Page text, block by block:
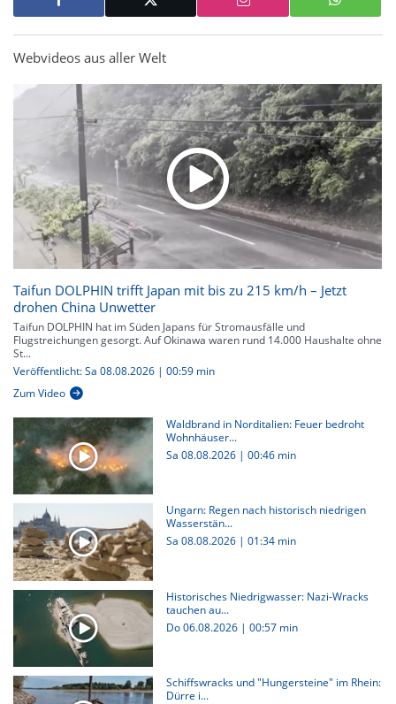
Webvideos aus aller Welt
Taifun DOLPHIN trifft Japan mit bis zu 215 km/h – Jetzt
drohen China Unwetter
Taifun DOLPHIN hat im Süden Japans für Stromausfälle und
Flugstreichungen gesorgt. Auf Okinawa waren rund 14.000 Haushalte ohne
St...
Veröffentlicht: Sa 08.08.2026 | 00:59 min
Zum Video
Waldbrand in Norditalien: Feuer bedroht
Wohnhäuser...
Sa 08.08.2026 | 00:46 min
Ungarn: Regen nach historisch niedrigen
Wasserstän...
Sa 08.08.2026 | 01:34 min
Historisches Niedrigwasser: Nazi-Wracks
tauchen au...
Do 06.08.2026 | 00:57 min
Schiffswracks und "Hungersteine" im Rhein:
Dürre i...